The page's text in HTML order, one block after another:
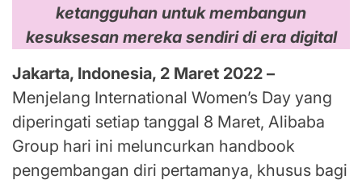
ketangguhan untuk membangun
kesuksesan mereka sendiri di era digital
Jakarta, Indonesia, 2 Maret 2022 –
Menjelang International Women’s Day yang
diperingati setiap tanggal 8 Maret, Alibaba
Group hari ini meluncurkan handbook
pengembangan diri pertamanya, khusus bagi